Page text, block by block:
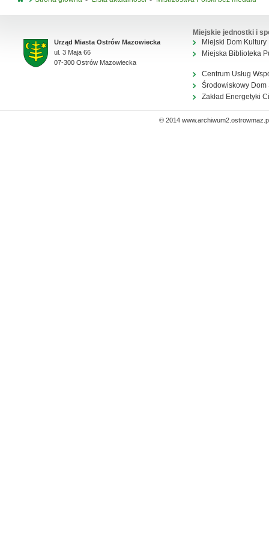
Urząd Miasta Ostrów Mazowiecka
ul. 3 Maja 66
07-300 Ostrów Mazowiecka
Miejskie jednostki i
Miejski Dom Kultury
Miejska Biblioteka
Centrum Usług
Środowiskowy Dom
Zakład Energetyki
© 2014